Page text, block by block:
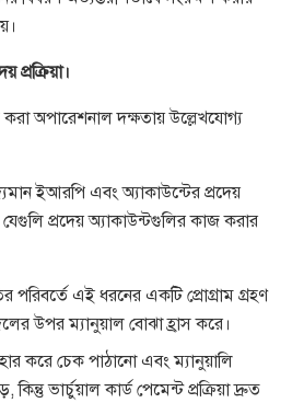
প্রক্রিয়া।
করা অপারেশনাল দক্ষতায় উল্লেখযোগ্য
ইআরপি এবং অ্যাকাউন্টের প্রদেয়
প্রদেয় অ্যাকাউন্টগুলির কাজ করার
পরিবর্তে এই ধরনের একটি প্রোগ্রাম গ্রহণ
উপর ম্যানুয়াল বোঝা হ্রাস করে।
করে চেক পাঠানো এবং ম্যানুয়ালি
কিন্তু ভার্চুয়াল কার্ড পেমেন্ট প্রক্রিয়া দ্রুত